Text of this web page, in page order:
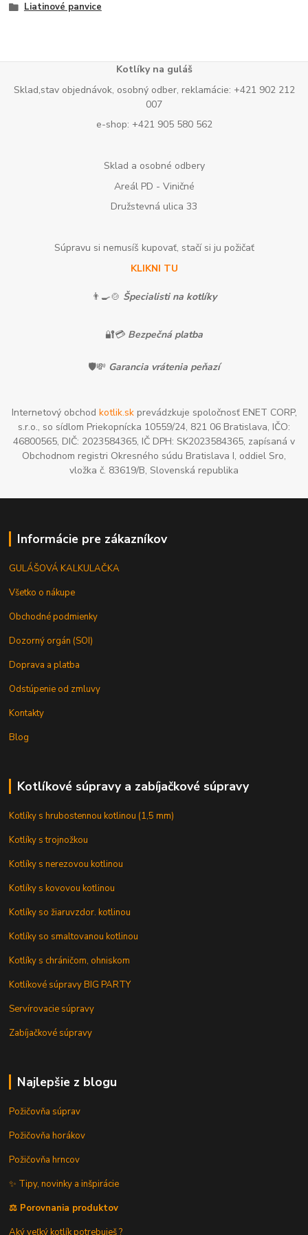
Liatinové panvice
Kotlíky na guláš
Sklad,stav objednávok, osobný odber, reklamácie: +421 902 212
007
e-shop: +421 905 580 562
Sklad a osobné odbery
Areál PD - Viničné
Družstevná ulica 33
Súpravu si nemusíš kupovať, stačí si ju požičať
KLIKNI TU
👨‍🍳🍲 Špecialisti na kotlíky
🔐💳 Bezpečná platba
🛡️💸 Garancia vrátenia peňazí
Internetový obchod kotlik.skprevádzkuje spoločnosť ENET CORP,
s.r.o., so sídlom Priekopnícka 10559/24, 821 06 Bratislava, IČO:
46800565, DIČ: 2023584365, IČ DPH: SK2023584365, zapísaná v
Obchodnom registri Okresného súdu Bratislava I, oddiel Sro,
vložka č. 83619/B, Slovenská republika
Informácie pre zákazníkov
GULÁŠOVÁ KALKULAČKA
Všetko o nákupe
Obchodné podmienky
Dozorný orgán (SOI)
Doprava a platba
Odstúpenie od zmluvy
Kontakty
Blog
Kotlíkové súpravy a zabíjačkové súpravy
Kotlíky s hrubostennou kotlinou (1,5 mm)
Kotlíky s trojnožkou
Kotlíky s nerezovou kotlinou
Kotlíky s kovovou kotlinou
Kotlíky so žiaruvzdor. kotlinou
Kotlíky so smaltovanou kotlinou
Kotlíky s chráničom, ohniskom
Kotlíkové súpravy BIG PARTY
Servírovacie súpravy
Zabíjačkové súpravy
Najlepšie z blogu
Požičovňa súprav
Požičovňa horákov
Požičovňa hrncov
✨ Tipy, novinky a inšpirácie
⚖️ Porovnania produktov
Aký veľký kotlík potrebuješ ?